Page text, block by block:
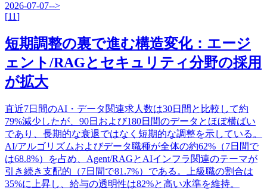
2026-07-07-->
[11]
短期調整の裏で進む構造変化：エージ
ェント/RAGとセキュリティ分野の採用
が拡大
直近7日間のAI・データ関連求人数は30日間と比較して約
79%減少したが、90日および180日間のデータとほぼ横ばい
であり、長期的な衰退ではなく短期的な調整を示している。
AI/アルゴリズムおよびデータ職種が全体の約62%（7日間で
は68.8%）を占め、Agent/RAGとAIインフラ関連のテーマが
引き続き支配的（7日間で81.7%）である。上級職の割合は
35%に上昇し、給与の透明性は82%と高い水準を維持。